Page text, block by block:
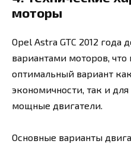
моторы
Opel Astra GTC 2012 года
вариантами моторов, что
оптимальный вариант
экономичности, так и
мощные двигатели.
Основные варианты